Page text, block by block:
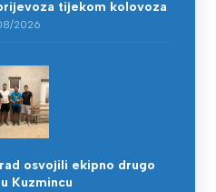
tijekom kolovoza
2026
osvojili ekipno drugo
Kuzmincu